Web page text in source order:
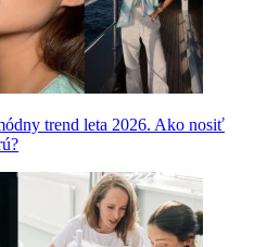
trend leta 2026. Ako nosiť